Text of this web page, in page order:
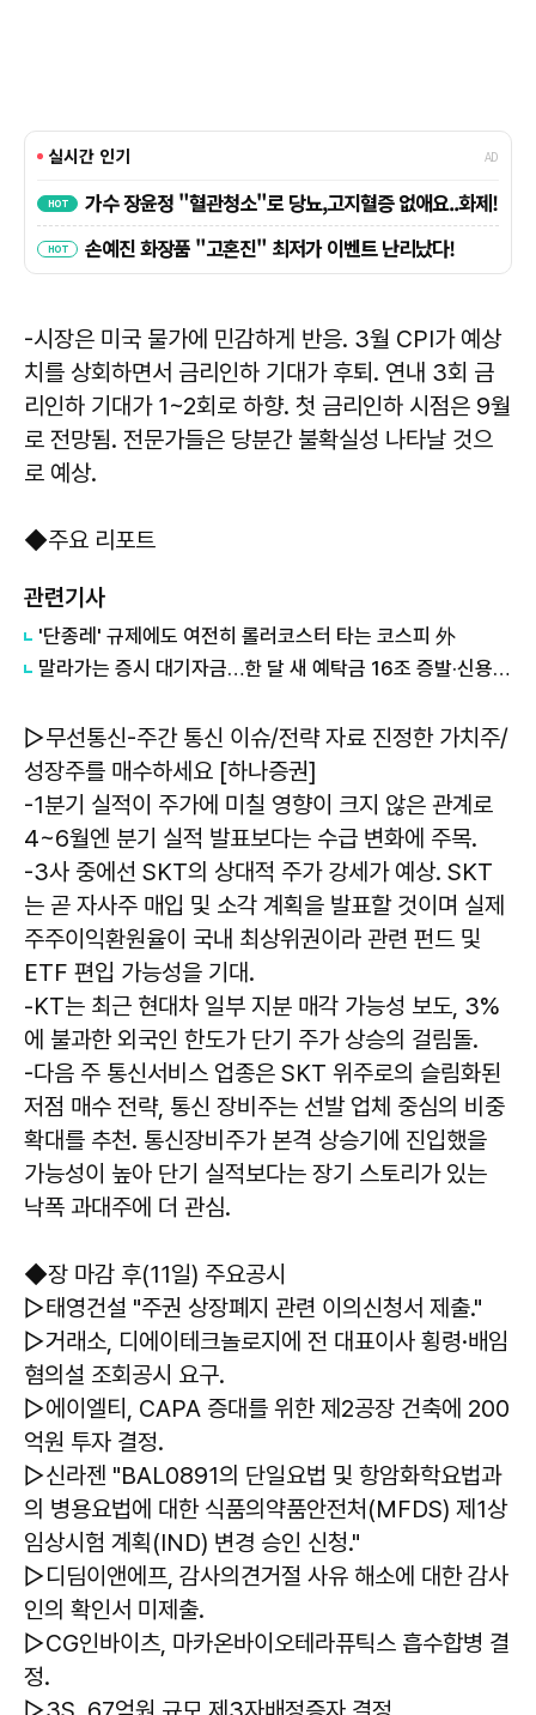
-시장은 미국 물가에 민감하게 반응. 3월 CPI가 예상
치를 상회하면서 금리인하 기대가 후퇴. 연내 3회 금
리인하 기대가 1~2회로 하향. 첫 금리인하 시점은 9월
로 전망됨. 전문가들은 당분간 불확실성 나타날 것으
로 예상.
◆주요 리포트
관련기사
'단종레' 규제에도 여전히 롤러코스터 타는 코스피 外
말라가는 증시 대기자금…한 달 새 예탁금 16조 증발·신용융자 하루 3.2조 청산 外
▷무선통신-주간 통신 이슈/전략 자료 진정한 가치주/
성장주를 매수하세요 [하나증권]
-1분기 실적이 주가에 미칠 영향이 크지 않은 관계로
4~6월엔 분기 실적 발표보다는 수급 변화에 주목.
-3사 중에선 SKT의 상대적 주가 강세가 예상. SKT
는 곧 자사주 매입 및 소각 계획을 발표할 것이며 실제
주주이익환원율이 국내 최상위권이라 관련 펀드 및
ETF 편입 가능성을 기대.
-KT는 최근 현대차 일부 지분 매각 가능성 보도, 3%
에 불과한 외국인 한도가 단기 주가 상승의 걸림돌.
-다음 주 통신서비스 업종은 SKT 위주로의 슬림화된
저점 매수 전략, 통신 장비주는 선발 업체 중심의 비중
확대를 추천. 통신장비주가 본격 상승기에 진입했을
가능성이 높아 단기 실적보다는 장기 스토리가 있는
낙폭 과대주에 더 관심.
◆장 마감 후(11일) 주요공시
▷태영건설 "주권 상장폐지 관련 이의신청서 제출."
▷거래소, 디에이테크놀로지에 전 대표이사 횡령·배임
혐의설 조회공시 요구.
▷에이엘티, CAPA 증대를 위한 제2공장 건축에 200
억원 투자 결정.
▷신라젠 "BAL0891의 단일요법 및 항암화학요법과
의 병용요법에 대한 식품의약품안전처(MFDS) 제1상
임상시험 계획(IND) 변경 승인 신청."
▷디딤이앤에프, 감사의견거절 사유 해소에 대한 감사
인의 확인서 미제출.
▷CG인바이츠, 마카온바이오테라퓨틱스 흡수합병 결
정.